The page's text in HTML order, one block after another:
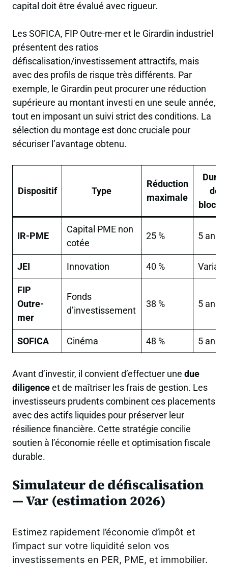
capital doit être évalué avec rigueur.
Les SOFICA, FIP Outre-mer et le Girardin industriel
présentent des ratios
défiscalisation/investissement attractifs, mais
avec des profils de risque très différents. Par
exemple, le Girardin peut procurer une réduction
supérieure au montant investi en une seule année,
tout en imposant un suivi strict des conditions. La
sélection du montage est donc cruciale pour
sécuriser l’avantage obtenu.
Dispositif Type
Réduction
maximale
Durée
de
IR-PME
Capital PME non
cotée
25 % 5 ans
JEI Innovation 40 %
FIP
Outre-
mer
Fonds
d’investissement
38 % 5 ans
SOFICA Cinéma 48 % 5 ans
Avant d’investir, il convient d’effectuer une due
diligenceet de maîtriser les frais de gestion. Les
investisseurs prudents combinent ces placements
avec des actifs liquides pour préserver leur
résilience financière. Cette stratégie concilie
soutien à l’économie réelle et optimisation fiscale
durable.
Simulateur de défiscalisation
— Var (estimation 2026)
Estimez rapidement l’économie d’impôt et
l’impact sur votre liquidité selon vos
investissements en PER, PME, et immobilier.